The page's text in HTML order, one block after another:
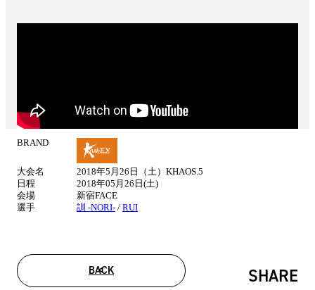
BRAND
大会名
2018年5月26日（土）KHAOS.5
日程
2018年05月26日(土)
会場
新宿FACE
選手
訓 -NORI- / RUI
BACK SHARE